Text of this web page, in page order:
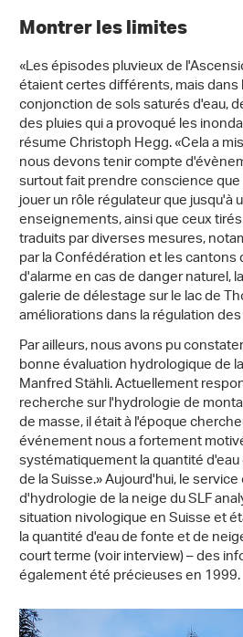
Montrer les limites
«Les épisodes pluvieux de
étaient certes différents, mais dans
conjonction de sols saturés d'eau,
des pluies qui a provoqué les
résume Christoph Hegg. «Cela a
nous devons tenir compte
surtout fait prendre conscience
jouer un rôle régulateur que jusqu'à
enseignements, ainsi que ceux
traduits par diverses mesures,
par la Confédération et les
d'alarme en cas de danger naturel,
galerie de délestage sur le lac de
améliorations dans la régulation
Par ailleurs, nous avons pu
bonne évaluation hydrologique de
Manfred Stähli. Actuellement
recherche sur l'hydrologie de
de masse, il était à l'époque
événement nous a fortement
systématiquement la quantité
de la Suisse.» Aujourd'hui, le
d'hydrologie de la neige du SLF
situation nivologique en Suisse et
la quantité d'eau de fonte et de
court terme (voir interview) – des
également été précieuses en 1999.